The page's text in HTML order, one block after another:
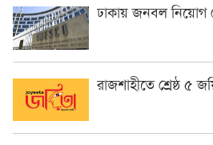
ঢাকায় জনবল
রাজশাহীতে শ্রেষ্ঠ ৫